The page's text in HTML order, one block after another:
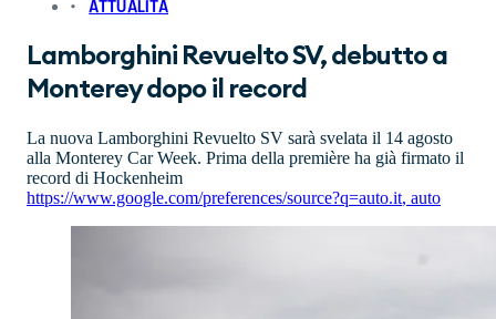
ATTUALITA
Lamborghini Revuelto SV, debutto a
Monterey dopo il record
La nuova Lamborghini Revuelto SV sarà svelata il 14 agosto
alla Monterey Car Week. Prima della première ha già firmato il
record di Hockenheim
https://www.google.com/preferences/source?q=auto.it, auto